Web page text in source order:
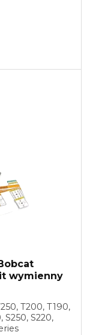
wymienny
T200, T190,
S250, S220,